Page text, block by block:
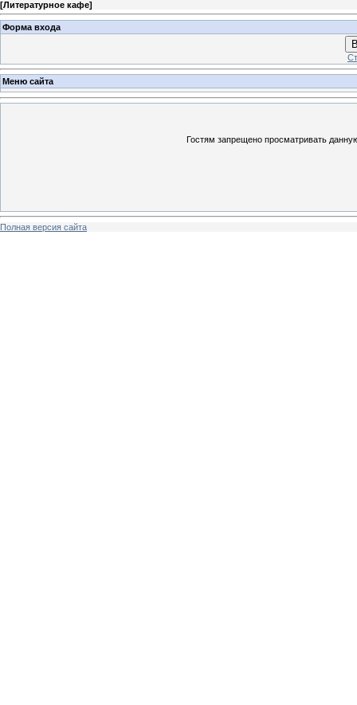
[Литературное кафе]
Форма входа
Меню сайта
Гостям запрещено просматривать
Полная версия сайта